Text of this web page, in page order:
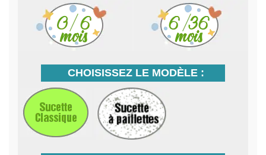
CHOISISSEZ LE MODÈLE :